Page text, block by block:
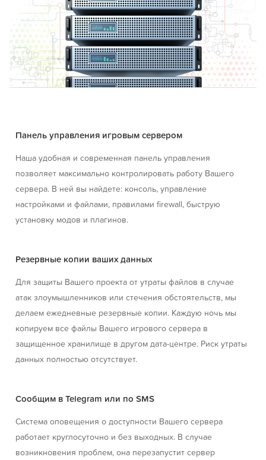
Панель управления игровым сервером
Наша удобная и современная панель управления
позволяет максимально контролировать работу Вашего
сервера. В ней вы найдете: консоль, управление
настройками и файлами, правилами firewall, быструю
установку модов и плагинов.
Резервные копии ваших данных
Для защиты Вашего проекта от утраты файлов в случае
атак злоумышленников или стечения обстоятельств, мы
делаем ежедневные резервные копии. Каждую ночь мы
копируем все файлы Вашего игрового сервера в
защищенное хранилище в другом дата-центре. Риск утраты
данных полностью отсутствует.
Сообщим в Telegram или по SMS
Система оповещения о доступности Вашего сервера
работает круглосуточно и без выходных. В случае
возникновения проблем, она перезапустит сервер